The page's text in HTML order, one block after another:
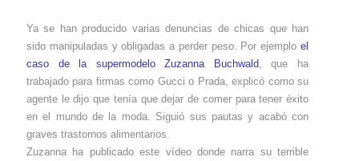
Ya se han producido varias denuncias de chicas que han
sido manipuladas y obligadas a perder peso. Por ejemplo el
caso de la supermodelo Zuzanna Buchwald , que ha
trabajado para firmas como Gucci o Prada, explicó como su
agente le dijo que tenía que dejar de comer para tener éxito
en el mundo de la moda. Siguió sus pautas y acabó con
graves trastornos alimentarios.
Zuzanna ha publicado este vídeo donde narra su terrible